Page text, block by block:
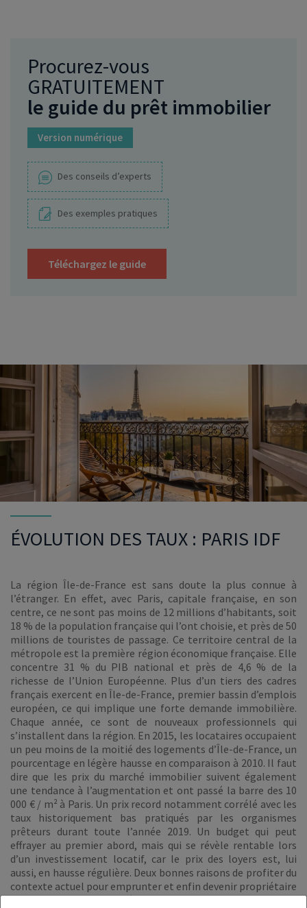
Procurez-vous
GRATUITEMENT
le guide du prêt immobilier
Version numérique
Des conseils d’experts
Des exemples pratiques
Téléchargez le guide
ÉVOLUTION DES TAUX : PARIS IDF
La région Île-de-France est sans doute la plus connue à
l’étranger. En effet, avec Paris, capitale française, en son
centre, ce ne sont pas moins de 12 millions d’habitants, soit
18 % de la population française qui l’ont choisie, et près de 50
millions de touristes de passage. Ce territoire central de la
métropole est la première région économique française. Elle
concentre 31 % du PIB national et près de 4,6 % de la
richesse de l’Union Européenne. Plus d’un tiers des cadres
français exercent en Île-de-France, premier bassin d’emplois
européen, ce qui implique une forte demande immobilière.
Chaque année, ce sont de nouveaux professionnels qui
s’installent dans la région. En 2015, les locataires occupaient
un peu moins de la moitié des logements d’Île-de-France, un
pourcentage en légère hausse en comparaison à 2010. Il faut
dire que les prix du marché immobilier suivent également
une tendance à l’augmentation et ont passé la barre des 10
000 € / m² à Paris. Un prix record notamment corrélé avec les
taux historiquement bas pratiqués par les organismes
prêteurs durant toute l’année 2019. Un budget qui peut
effrayer au premier abord, mais qui se révèle rentable lors
d’un investissement locatif, car le prix des loyers est, lui
aussi, en hausse régulière. Deux bonnes raisons de profiter du
contexte actuel pour emprunter et enfin devenir propriétaire
dans un environnement où le risque immobilier est moindre.